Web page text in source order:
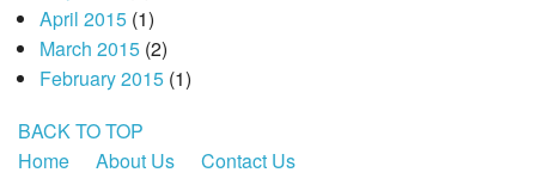
April 2015(1)
March 2015(2)
February 2015(1)
BACK TO TOP
Home
About Us Contact Us